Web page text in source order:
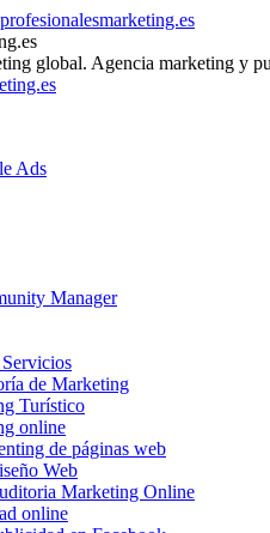
global. Agencia marketing y
Ads
Manager
de Marketing
Turístico
online
de páginas web
Web
Marketing Online
online